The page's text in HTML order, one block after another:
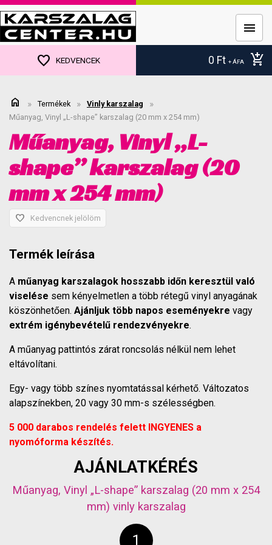
favorite KEDVENCEK add_shopping_cart
0 Ft + ÁFA
menu
home » Termékek » Vinly karszalag »
Műanyag, Vinyl „L-shape” karszalag (20 mm x 254 mm)
Műanyag, Vinyl „L-
shape” karszalag (20
mm x 254 mm)
favorite Kedvencnek jelölöm
Termék leírása
A műanyag karszalagok hosszabb időn keresztül való
viselése sem kényelmetlen a több rétegű vinyl anyagának
köszönhetően. Ajánljuk több napos eseményekre vagy
extrém igénybevételű rendezvényekre.
A műanyag pattintós zárat roncsolás nélkül nem lehet
eltávolítani.
Egy- vagy több színes nyomtatással kérhető. Változatos
alapszínekben, 20 vagy 30 mm-s szélességben.
5 000 darabos rendelés felett INGYENES a
nyomóforma készítés.
AJÁNLATKÉRÉS
Műanyag, Vinyl „L-shape” karszalag (20 mm x 254
mm) vinly karszalag